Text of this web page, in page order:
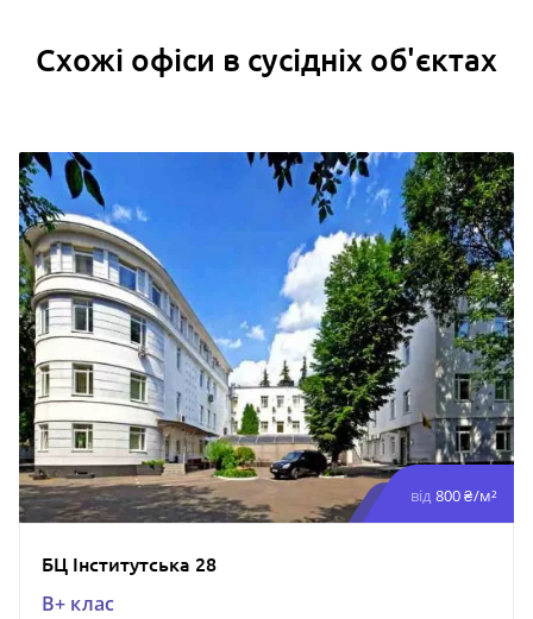
Схожі офіси в сусідніх об'єктах
від 800 ₴/м²
БЦ Інститутська 28
B+ клас